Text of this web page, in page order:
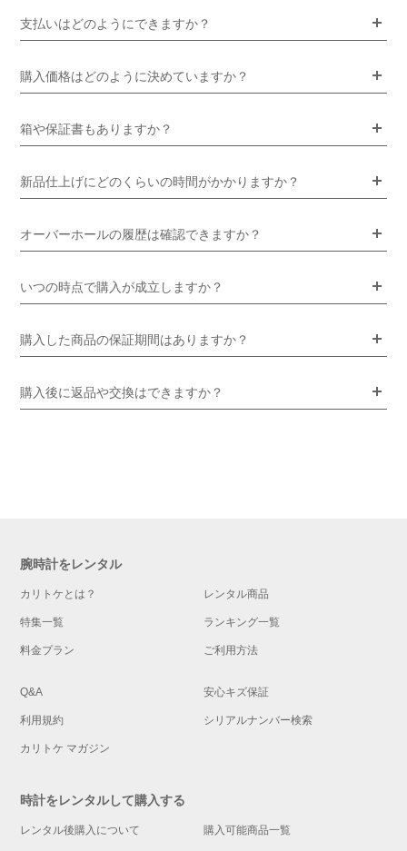
支払いはどのようにできますか？
購入価格はどのように決めていますか？
箱や保証書もありますか？
新品仕上げにどのくらいの時間がかかりますか？
オーバーホールの履歴は確認できますか？
いつの時点で購入が成立しますか？
購入した商品の保証期間はありますか？
購入後に返品や交換はできますか？
腕時計をレンタル
カリトケとは？ レンタル商品
特集一覧 ランキング一覧
料金プラン ご利用方法
Q&A 安心キズ保証
利用規約 シリアルナンバー検索
カリトケ マガジン
時計をレンタルして購入する
レンタル後購入について 購入可能商品一覧